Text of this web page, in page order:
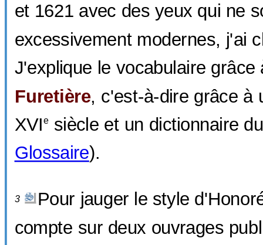
et 1621 avec des yeux qui ne
excessivement modernes, j'ai
J'explique le vocabulaire
Furetière, c'est-à-dire grâce à
XVIe siècle et un dictionnaire
Glossaire).
3
Pour jauger le style
compte sur deux ouvrages